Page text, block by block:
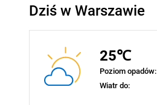
Dziś w Warszawie
25℃
Poziom opadów:
Wiatr do: